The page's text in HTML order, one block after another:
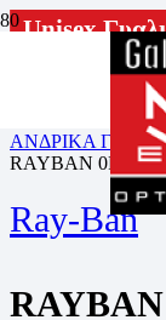
Unisex
Γυαλιά
ΑΡΧΙΚΗ ΣΕΛΙΔΑ
ΓΥΑΛΙΑ ΗΛΙΟΥ
ΑΝΔΡΙΚΑ
RAYBAN
Ray-Ban
RAYBAN